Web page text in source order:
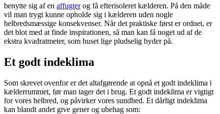
benytte sig af en affugterog få efterisoleret kælderen. På den måde
vil man trygt kunne opholde sig i kælderen uden nogle
helbredsmæssige konsekvenser. Når det praktiske først er ordnet, er
det blot med at finde inspirationen, så man kan få noget ud af de
ekstra kvadratmeter, som huset lige pludselig byder på.
Et godt indeklima
Som skrevet ovenfor er det altafgørende at opnå et godt indeklima i
kælderrummet, før man tager det i brug. Et godt indeklima er vigtigt
for vores helbred, og påvirker vores sundhed. Et dårligt indeklima
kan blandt andet give gener og ubehag som: